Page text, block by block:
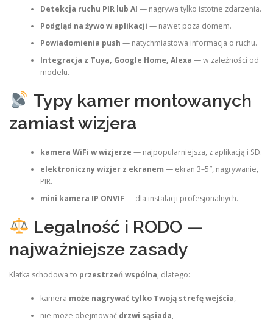
Detekcja ruchu PIR lub AI — nagrywa tylko istotne zdarzenia.
Podgląd na żywo w aplikacji — nawet poza domem.
Powiadomienia push — natychmiastowa informacja o ruchu.
Integracja z Tuya, Google Home, Alexa — w zależności od
modelu.
Typy kamer montowanych
zamiast wizjera
kamera WiFi w wizjerze — najpopularniejsza, z aplikacją i SD.
elektroniczny wizjer z ekranem — ekran 3–5″, nagrywanie,
PIR.
mini kamera IP ONVIF — dla instalacji profesjonalnych.
Legalność i RODO —
najważniejsze zasady
Klatka schodowa to przestrzeń wspólna, dlatego:
kamera może nagrywać tylko Twoją strefę wejścia,
nie może obejmować drzwi sąsiada,